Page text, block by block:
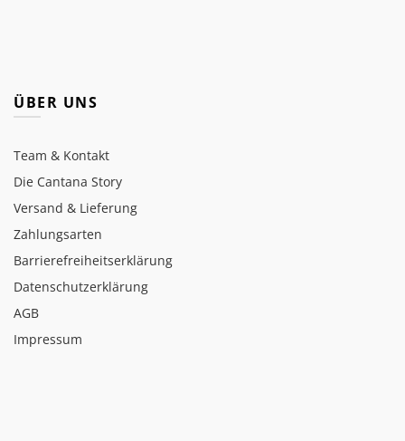
ÜBER UNS
Team & Kontakt
Die Cantana Story
Versand & Lieferung
Zahlungsarten
Barrierefreiheitserklärung
Datenschutzerklärung
AGB
Impressum